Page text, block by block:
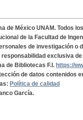
de México UNAM. Todos
de la Facultad de
de investigación o
exclusiva
de Bibliotecas F.I. https://
de datos contenidos
Política de calidad
García.